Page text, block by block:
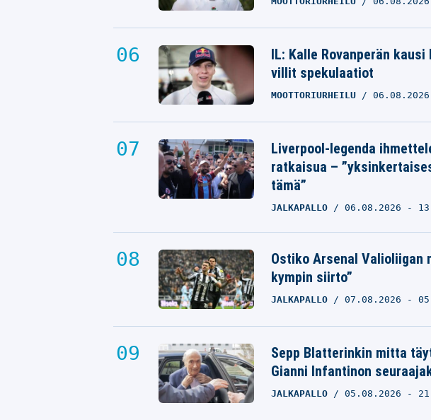
IL: Kalle Rovanperän
villit spekulaatiot
MOOTTORIURHEILU 06.08.2026
Liverpool-legenda
ratkaisua –
tämä”
JALKAPALLO 06.08.2026 -
Ostiko Arsenal Valioliigan
kympin siirto”
JALKAPALLO 07.08.2026 -
Sepp Blatterinkin mitta
Gianni Infantinon
JALKAPALLO 05.08.2026 -